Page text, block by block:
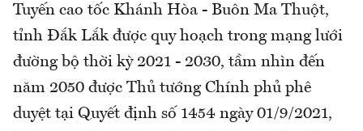
Tuyến cao tốc Khánh Hòa - Buôn Ma Thuột,
tỉnh Đắk Lắk được quy hoạch trong mạng lưới
đường bộ thời kỳ 2021 - 2030, tầm nhìn đến
năm 2050 được Thủ tướng Chính phủ phê
duyệt tại Quyết định số 1454 ngày 01/9/2021,